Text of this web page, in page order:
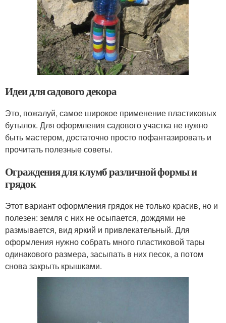
Идеи для садового декора
Это, пожалуй, самое широкое применение пластиковых
бутылок. Для оформления садового участка не нужно
быть мастером, достаточно просто пофантазировать и
прочитать полезные советы.
Ограждения для клумб различной формы и
грядок
Этот вариант оформления грядок не только красив, но и
полезен: земля с них не осыпается, дождями не
размывается, вид яркий и привлекательный. Для
оформления нужно собрать много пластиковой тары
одинакового размера, засыпать в них песок, а потом
снова закрыть крышками.